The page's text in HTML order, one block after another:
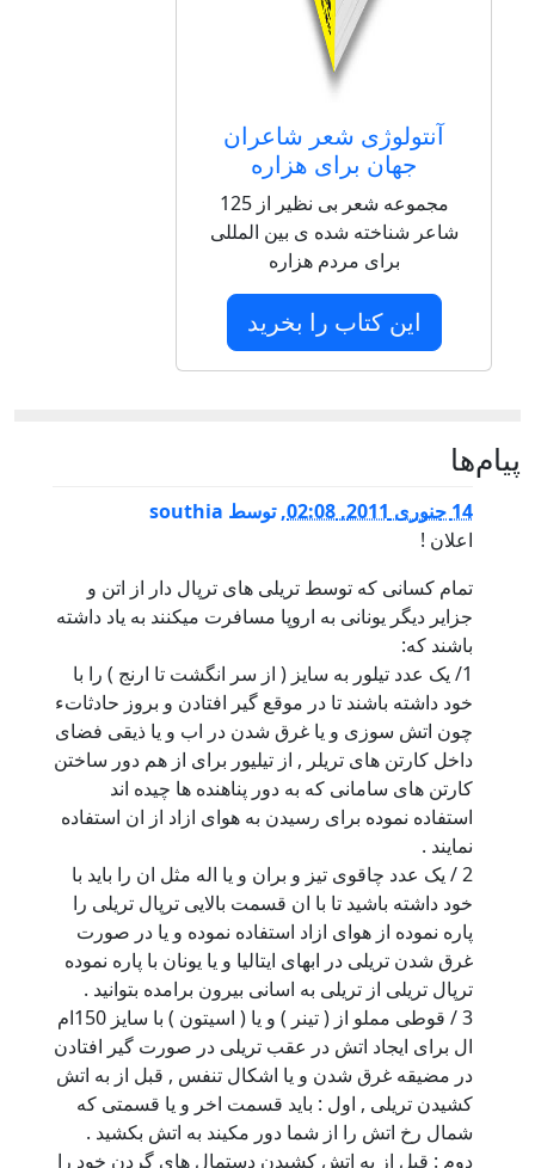
آنتولوژی شعر شاعران
جهان برای هزاره
مجموعه شعر بی نظیر از 125
شاعر شناخته شده ی بین المللی
برای مردم هزاره
این کتاب را بخرید
پيام‌ها
14 جنوری 2011, 02:08 ,توسط southia
اعلان !
تمام کسانی که توسط تریلی های ترپال دار از اتن و
جزایر دیگر یونانی به اروپا مسافرت میکنند به یاد داشته
باشند که:
1/ یک عدد تیلور به سایز ( از سر انگشت تا ارنج ) را با
خود داشته باشند تا در موقع گیر افتادن و بروز حادثاتء
چون اتش سوزی و یا غرق شدن در اب و یا ذیقی فضای
داخل کارتن های تریلر , از تیلیور برای از هم دور ساختن
کارتن های سامانی که به دور پناهنده ها چیده اند
استفاده نموده برای رسیدن به هوای ازاد از ان استفاده
نمایند .
2 / یک عدد چاقوی تیز و بران و یا اله مثل ان را باید با
خود داشته باشید تا با ان قسمت بالایی ترپال تریلی را
پاره نموده از هوای ازاد استفاده نموده و یا در صورت
غرق شدن تریلی در ابهای ایتالیا و یا یونان با پاره نموده
ترپال تریلی از تریلی به اسانی بیرون برامده بتوانید .
3 / قوطی مملو از ( تینر ) و یا ( اسیتون ) با سایز 150ام
ال برای ایجاد اتش در عقب تریلی در صورت گیر افتادن
در مضیقه غرق شدن و یا اشکال تنفس , قبل از به اتش
کشیدن تریلی , اول : باید قسمت اخر و یا قسمتی که
شمال رخ اتش را از شما دور مکیند به اتش بکشید .
دوم : قبل از به اتش کشیدن دستمال های گردن خود را